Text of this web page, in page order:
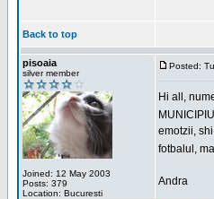
Back to top
pisoaia
silver member
Joined: 12 May 2003
Posts: 379
Location: Bucuresti
Posted:
Hi all,
emotzii,
fotbalul,
Andra